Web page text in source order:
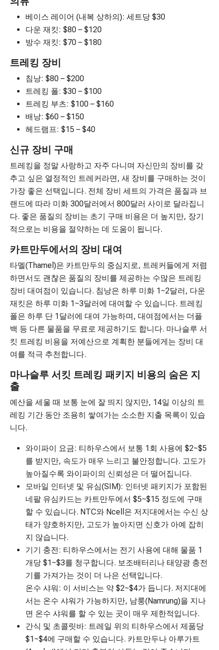
베이스 레이어 (내복 상하의): 세트당 $30
다운 재킷: $80 – $120
방수 재킷: $70 – $180
트레킹 장비
침낭: $80 – $200
트레킹 폴: $30 – $100
트레킹 부츠: $100 – $160
배낭: $60 – $150
헤드램프: $15 – $40
신규 장비 구매
트레킹을 정말 사랑하고 자주 다니며 자신만의 장비를 갖
추고 싶은 열정적인 트레커라면, 새 장비를 구매하는 것이
가장 좋은 선택입니다. 전체 장비 세트의 가격은 품질과 브
랜드에 따라 미화 300달러에서 800달러 사이로 달라집니
다. 좋은 품질의 장비는 초기 구매 비용은 더 높지만, 장기
적으로는 비용을 절약하는 데 도움이 됩니다.
카트만두에서의 장비 대여
타멜(Thamel)은 카트만두의 중심지로, 트레커들에게 저렴
하면서도 괜찮은 품질의 장비를 제공하는 수많은 트레킹
장비 대여점이 있습니다. 침낭은 하루 미화 1~2달러, 다운
재킷은 하루 미화 1~3달러에 대여할 수 있습니다. 트레킹
폴은 하루 단 1달러에 대여 가능하며, 대여점에서는 더플
백 등 다른 물품을 무료로 제공하기도 합니다. 마나슬루 서
킷 트레킹 비용을 저예산으로 계획한 분들에게는 장비 대
여를 적극 추천합니다.
마나슬루 서킷 트레킹 패키지 비용의 숨은 지
출
예산을 세울 때 보통 눈에 잘 띄지 않지만, 14일 이상의 트
레킹 기간 동안 조용히 쌓여가는 소소한 지출 목록이 있습
니다.
와이파이 요금: 티하우스에서 보통 1회 사용에 $2~$5
를 받지만, 속도가 매우 느리고 불안정합니다. 고도가
높아질수록 와이파이의 신뢰성은 더 떨어집니다.
모바일 인터넷 및 유심(SIM): 인터넷 패키지가 포함된
네팔 유심카드는 카트만두에서 $5~$15 정도에 구매
할 수 있습니다. NTC와 Ncell은 저지대에서는 수신 상
태가 양호하지만, 고도가 높아지면 신호가 아예 잡히
지 않습니다.
기기 충전: 티하우스에서는 전기 사용에 대해 물품 1
개당 $1~$3를 청구합니다. 보조배터리나 태양광 충전
기를 가져가는 것이 더 나은 선택입니다.
온수 샤워: 이 서비스는 약 $2~$4가 듭니다. 저지대에
서는 온수 샤워가 가능하지만, 남룽(Namrung)을 지나
면 온수 샤워를 할 수 있는 곳이 매우 제한적입니다.
간식 및 초콜릿바: 트레일 위의 티하우스에서 제품당
$1~$4에 구매할 수 있습니다. 카트만두나 아루가트